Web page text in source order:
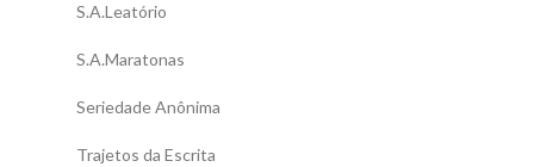
S.A.Leatório
S.A.Maratonas
Seriedade Anônima
Trajetos da Escrita